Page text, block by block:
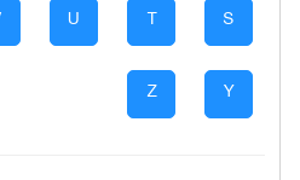
S
T
U
Y
Z